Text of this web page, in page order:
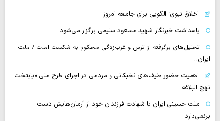
اخلاق نبوی؛ الگویی برای جامعه امروز
پاسداشت خبرنگار شهید مسعود سلیمی برگزار می‌شود
تحلیل‌های برگرفته از ترس و غرب‌زدگی محکوم به شکست است / ملت
ایران…
اهمیت حضور طیف‌های نخبگانی و مردمی در اجرای طرح ملی «پایتخت
نهج البلاغه…
ملت حسینی ایران با شهادت فرزندان خود از آرمان‌هایش دست
برنمی‌دارد